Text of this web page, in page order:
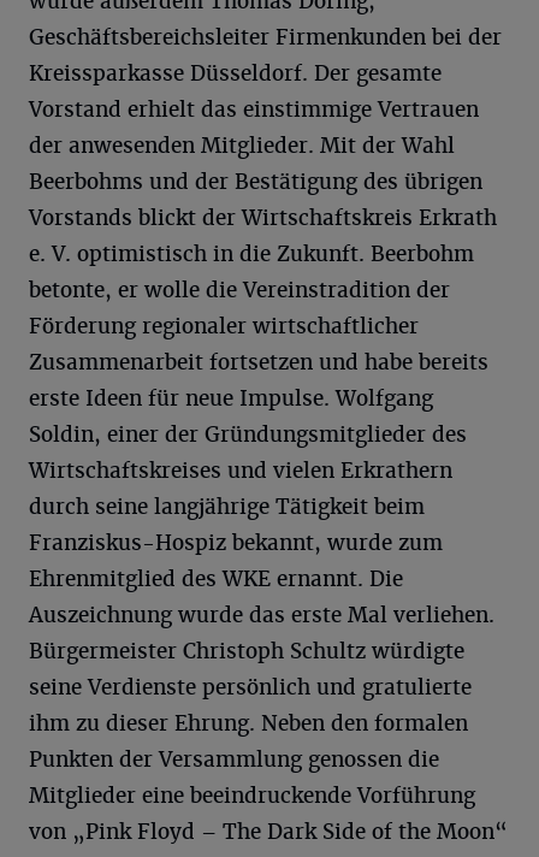
Geschäftsbereichsleiter Firmenkunden bei der
Kreissparkasse Düsseldorf. Der gesamte
Vorstand erhielt das einstimmige Vertrauen
der anwesenden Mitglieder. Mit der Wahl
Beerbohms und der Bestätigung des übrigen
Vorstands blickt der Wirtschaftskreis Erkrath
e. V. optimistisch in die Zukunft. Beerbohm
betonte, er wolle die Vereinstradition der
Förderung regionaler wirtschaftlicher
Zusammenarbeit fortsetzen und habe bereits
erste Ideen für neue Impulse. Wolfgang
Soldin, einer der Gründungsmitglieder des
Wirtschaftskreises und vielen Erkrathern
durch seine langjährige Tätigkeit beim
Franziskus-Hospiz bekannt, wurde zum
Ehrenmitglied des WKE ernannt. Die
Auszeichnung wurde das erste Mal verliehen.
Bürgermeister Christoph Schultz würdigte
seine Verdienste persönlich und gratulierte
ihm zu dieser Ehrung. Neben den formalen
Punkten der Versammlung genossen die
Mitglieder eine beeindruckende Vorführung
von „Pink Floyd – The Dark Side of the Moon“